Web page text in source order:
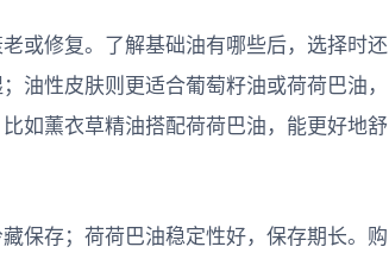
或修复。了解基础油有哪些后，选择时还
油性皮肤则更适合葡萄籽油或荷荷巴油，
如薰衣草精油搭配荷荷巴油，能更好地舒
保存；荷荷巴油稳定性好，保存期长。购